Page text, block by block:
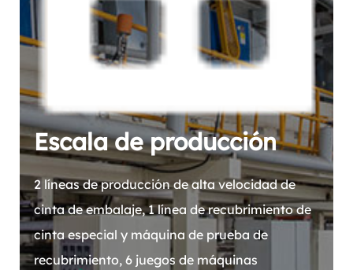
Escala de producción
2 líneas de producción de alta velocidad de
cinta de embalaje, 1 línea de recubrimiento de
cinta especial y máquina de prueba de
recubrimiento, 6 juegos de máquinas